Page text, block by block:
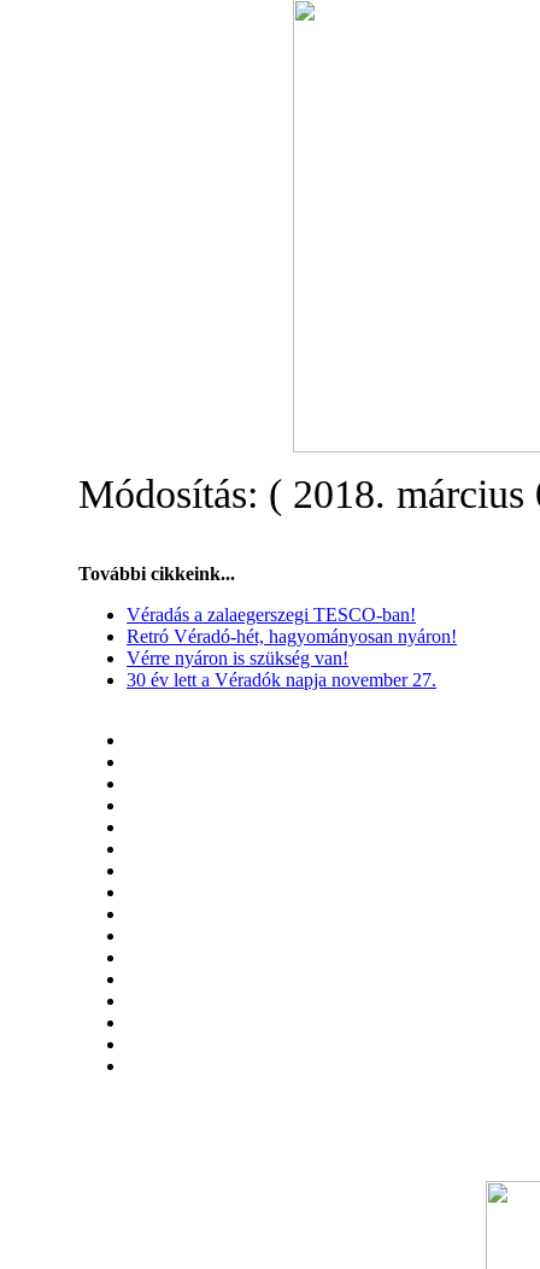
Módosítás: ( 2018.
További cikkeink...
Véradás a zalaegerszegi TESCO-ban!
Retró Véradó-hét, hagyományosan nyáron!
Vérre nyáron is szükség van!
30 év lett a Véradók napja november 27.